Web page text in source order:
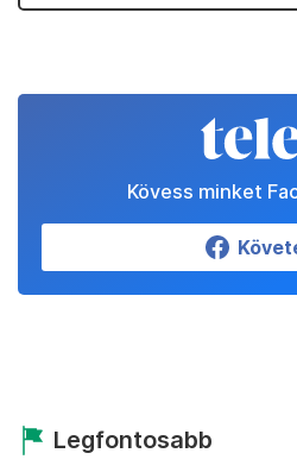
Kövess minket
Legfontosabb